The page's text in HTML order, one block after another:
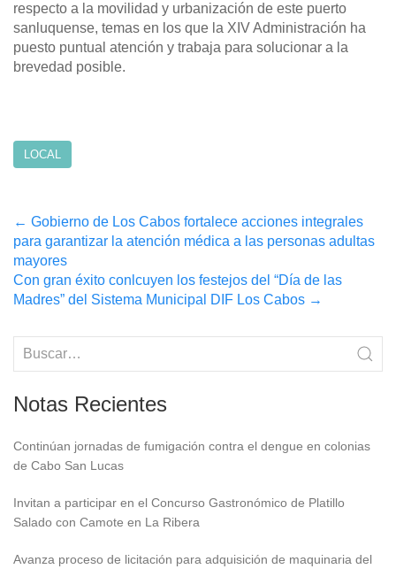
respecto a la movilidad y urbanización de este puerto
sanluquense, temas en los que la XIV Administración ha
puesto puntual atención y trabaja para solucionar a la
brevedad posible.
LOCAL
Post
navigation
← Gobierno de Los Cabos fortalece acciones integrales
para garantizar la atención médica a las personas adultas
mayores
Con gran éxito conlcuyen los festejos del “Día de las
Madres” del Sistema Municipal DIF Los Cabos →
Notas Recientes
Continúan jornadas de fumigación contra el dengue en colonias
de Cabo San Lucas
Invitan a participar en el Concurso Gastronómico de Platillo
Salado con Camote en La Ribera
Avanza proceso de licitación para adquisición de maquinaria del